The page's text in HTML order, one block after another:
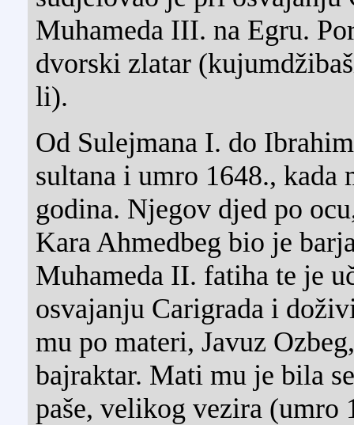
Muhameda III. na Egru.
dvorski zlatar
li).
Od Sulejmana I. do
sultana i umro 1648., kada
godina. Njegov djed po
Kara Ahmedbeg bio je
Muhameda II. fatiha te je
osvajanju Carigrada i
mu po materi, Javuz
bajraktar. Mati mu je bila
paše, velikog vezira (umro